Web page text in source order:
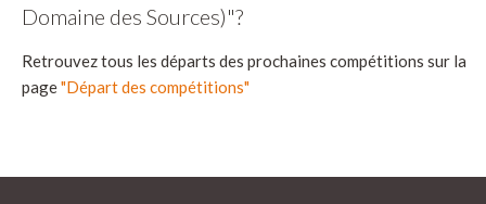
Domaine des Sources)"?
Retrouvez tous les départs des prochaines compétitions sur la
page"Départ des compétitions"